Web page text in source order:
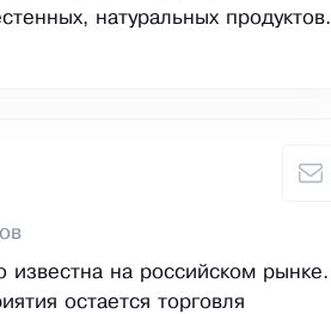
натуральных продуктов.
на российском рынке.
остается торговля